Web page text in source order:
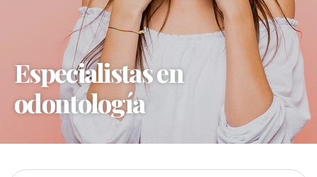
Especialistas en
odontología